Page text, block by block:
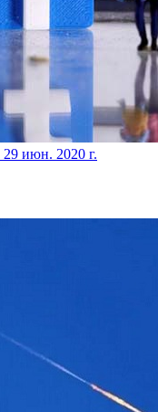
29 июн. 2020 г.